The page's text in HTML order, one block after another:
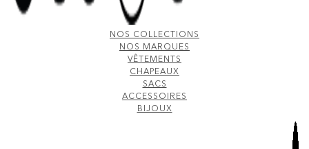
NOS COLLECTIONS
NOS MARQUES
VÊTEMENTS
CHAPEAUX
SACS
ACCESSOIRES
BIJOUX